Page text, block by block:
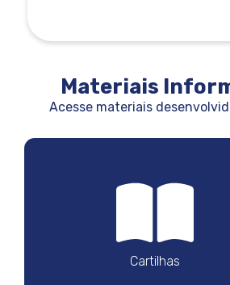
Materiais
Acesse materiais
Cartilhas